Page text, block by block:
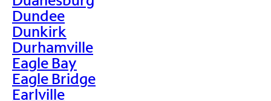
Dundee
Dunkirk
Durhamville
Eagle Bay
Eagle Bridge
Earlville